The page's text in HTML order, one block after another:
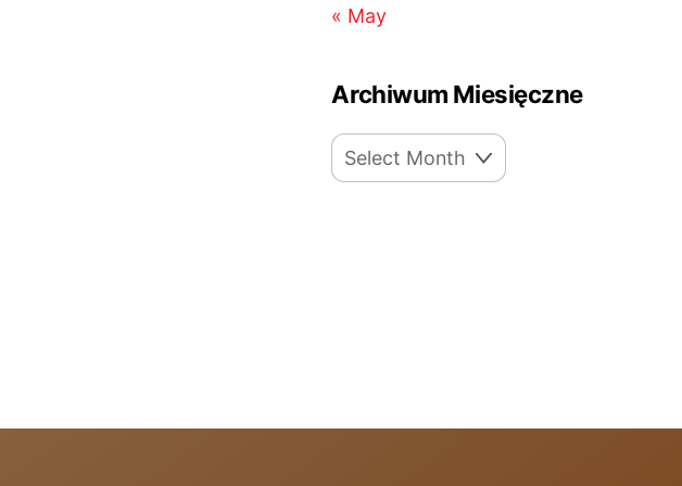
« May
Archiwum Miesięczne
Archiwum
Miesięczne